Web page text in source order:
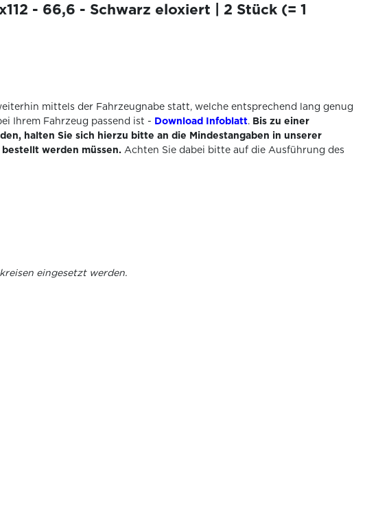
- 66,6 - Schwarz eloxiert | 2 Stück (= 1
mittels der Fahrzeugnabe statt, welche entsprechend lang genug
Ihrem Fahrzeug passend ist - Download Infoblatt. Bis zu einer
halten Sie sich hierzu bitte an die Mindestangaben in unserer
werden müssen. Achten Sie dabei bitte auf die Ausführung des
eingesetzt werden.